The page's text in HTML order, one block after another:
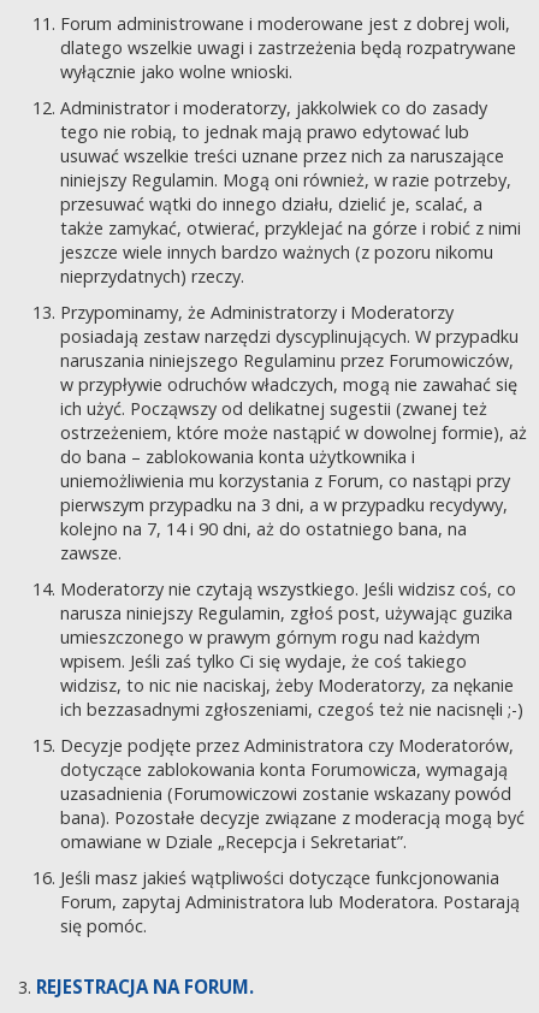
Forum administrowane i moderowane jest z dobrej woli,
dlatego wszelkie uwagi i zastrzeżenia będą rozpatrywane
wyłącznie jako wolne wnioski.
Administrator i moderatorzy, jakkolwiek co do zasady
tego nie robią, to jednak mają prawo edytować lub
usuwać wszelkie treści uznane przez nich za naruszające
niniejszy Regulamin. Mogą oni również, w razie potrzeby,
przesuwać wątki do innego działu, dzielić je, scalać, a
także zamykać, otwierać, przyklejać na górze i robić z nimi
jeszcze wiele innych bardzo ważnych (z pozoru nikomu
nieprzydatnych) rzeczy.
Przypominamy, że Administratorzy i Moderatorzy
posiadają zestaw narzędzi dyscyplinujących. W przypadku
naruszania niniejszego Regulaminu przez Forumowiczów,
w przypływie odruchów władczych, mogą nie zawahać się
ich użyć. Począwszy od delikatnej sugestii (zwanej też
ostrzeżeniem, które może nastąpić w dowolnej formie), aż
do bana – zablokowania konta użytkownika i
uniemożliwienia mu korzystania z Forum, co nastąpi przy
pierwszym przypadku na 3 dni, a w przypadku recydywy,
kolejno na 7, 14 i 90 dni, aż do ostatniego bana, na
zawsze.
Moderatorzy nie czytają wszystkiego. Jeśli widzisz coś, co
narusza niniejszy Regulamin, zgłoś post, używając guzika
umieszczonego w prawym górnym rogu nad każdym
wpisem. Jeśli zaś tylko Ci się wydaje, że coś takiego
widzisz, to nic nie naciskaj, żeby Moderatorzy, za nękanie
ich bezzasadnymi zgłoszeniami, czegoś też nie nacisnęli ;-)
Decyzje podjęte przez Administratora czy Moderatorów,
dotyczące zablokowania konta Forumowicza, wymagają
uzasadnienia (Forumowiczowi zostanie wskazany powód
bana). Pozostałe decyzje związane z moderacją mogą być
omawiane w Dziale „Recepcja i Sekretariat”.
Jeśli masz jakieś wątpliwości dotyczące funkcjonowania
Forum, zapytaj Administratora lub Moderatora. Postarają
się pomóc.
REJESTRACJA NA FORUM.